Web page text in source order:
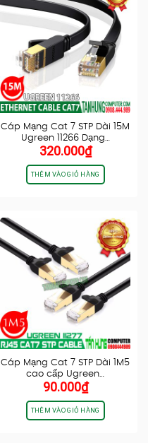
Cáp Mạng Cat 7 STP Dài 15M
Ugreen 11266 Dạng…
320.000₫
THÊM VÀO GIỎ HÀNG
Cáp Mạng Cat 7 STP Dài 1M5
cao cấp Ugreen…
90.000₫
THÊM VÀO GIỎ HÀNG